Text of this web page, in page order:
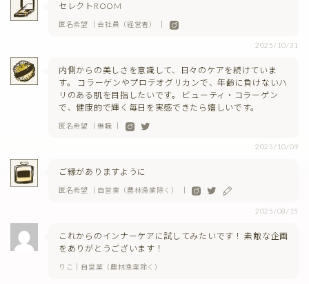
セレクトROOM
匿名希望 ｜会社員（経営者） ｜
2025/10/31
内側からの美しさを意識して、日々のケアを続けていま
す。 コラーゲンやプロテオグリカンで、年齢に負けないハ
リのある肌を目指したいです。 ビューティ・コラーゲン
で、健康的で輝く毎日を実感できたら嬉しいです。
匿名希望 ｜無職 ｜
2025/10/09
ご縁がありますように
匿名希望 ｜自営業（農林漁業除く） ｜
2025/08/15
これからのインナーケアに試してみたいです！ 素敵な企画
をありがとうございます！
りこ｜自営業（農林漁業除く）